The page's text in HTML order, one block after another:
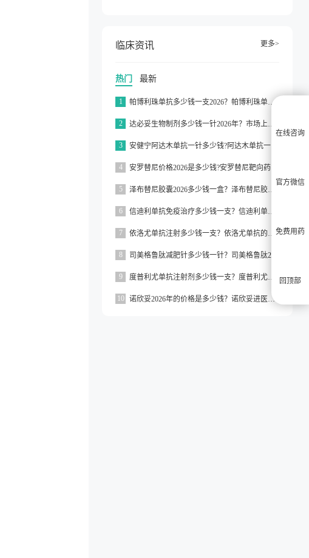
临床资讯 更多>
热门 最新
1 帕博利珠单抗多少钱一支2026？帕博利珠单抗纳入医保了吗2026？
2 达必妥生物制剂多少钱一针2026年？市场上达必妥的价格为3160元/支左右
3 安健宁阿达木单抗一针多少钱?阿达木单抗一针价格在3000元左右
4 安罗替尼价格2026是多少钱?安罗替尼靶向药价格一般在2000元左右
5 泽布替尼胶囊2026多少钱一盒？泽布替尼胶囊的价格为5000元左右一盒
6 信迪利单抗免疫治疗多少钱一支？信迪利单抗免疫治疗的价格约为2843元一支
7 依洛尤单抗注射多少钱一支？依洛尤单抗的价格一般在500元到1000元之间一支
8 司美格鲁肽减肥针多少钱一针？司美格鲁肽2026价格
9 度普利尤单抗注射剂多少钱一支？度普利尤单抗一支价格约为3160元
10 诺欣妥2026年的价格是多少钱？诺欣妥进医保了吗？
在线咨询
官方微信
免费用药
回顶部